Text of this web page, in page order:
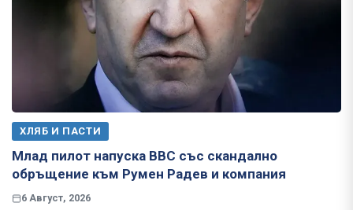
ХЛЯБ И ПАСТИ
Млад пилот напуска ВВС със скандално
обръщение към Румен Радев и компания
6 Август, 2026